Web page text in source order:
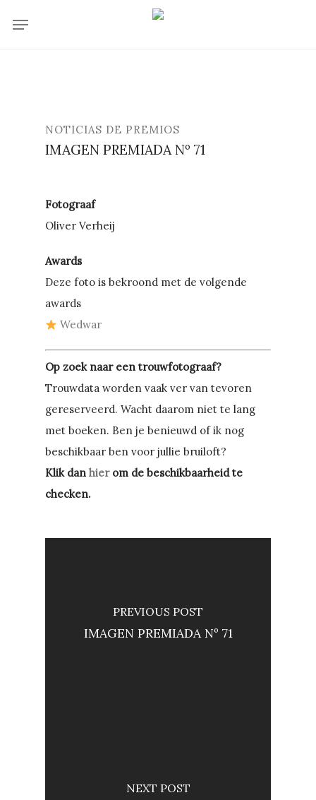
Menu
NOTICIAS DE PREMIOS
IMAGEN PREMIADA Nº 71
Fotograaf
Oliver Verheij
Awards
Deze foto is bekroond met de volgende
awards
Wedwar
Op zoek naar een trouwfotograaf?
Trouwdata worden vaak ver van tevoren
gereserveerd. Wacht daarom niet te lang
met boeken. Ben je benieuwd of ik nog
beschikbaar ben voor jullie bruiloft?
Klik danhierom de beschikbaarheid te
checken.
PREVIOUS POST
IMAGEN PREMIADA Nº 71
NEXT POST